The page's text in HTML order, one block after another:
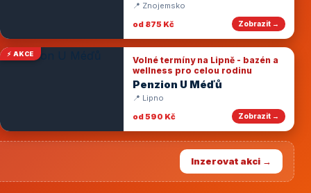
📍 Znojemsko
od 875 Kč
Zobrazit →
⚡ AKCE
Volné termíny na Lipně - bazén a
wellness pro celou rodinu
Penzion U Méďů
📍 Lipno
od 590 Kč
Zobrazit →
Inzerovat akci →